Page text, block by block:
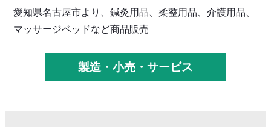
愛知県名古屋市より、鍼灸用品、柔整用品、介護用品、
マッサージベッドなど商品販売
製造・小売・サービス